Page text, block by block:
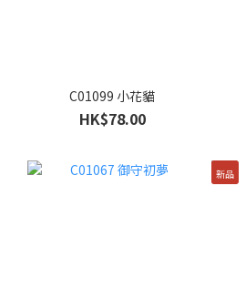
C01099 小花貓
HK$78.00
新品